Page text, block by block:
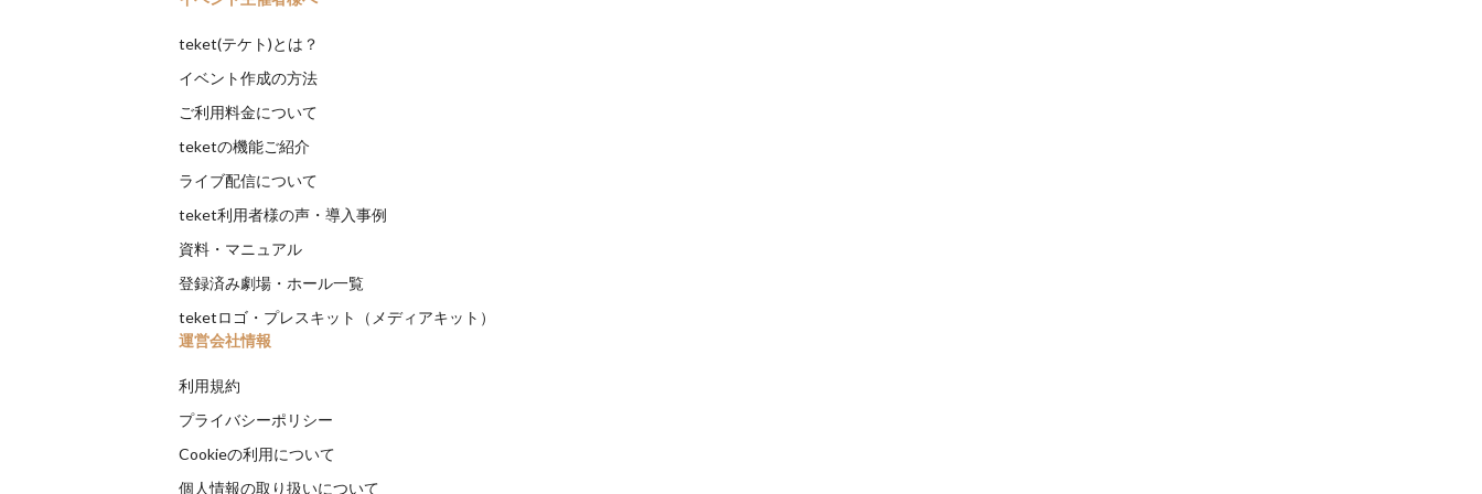
teket(テケト)とは？
イベント作成の方法
ご利用料金について
teketの機能ご紹介
ライブ配信について
teket利用者様の声・導入事例
資料・マニュアル
登録済み劇場・ホール一覧
teketロゴ・プレスキット（メディアキット）
運営会社情報
利用規約
プライバシーポリシー
Cookieの利用について
個人情報の取り扱いについて